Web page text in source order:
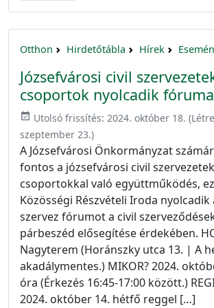
Otthon Hirdetőtábla Hírek
Józsefvárosi civil
csoportok nyolcadik fóruma
event_available Utolsó frissítés: 2024. október 18.
szeptember 23.)
A Józsefvárosi Önkormányzat
fontos a józsefvárosi civil
csoportokkal való együttműködés,
Közösségi Részvételi Iroda
szervez fórumot a civil
párbeszéd elősegítése érdekében.
Nagyterem (Horánszky utca 13. | A
akadálymentes.) MIKOR? 2024.
óra (Érkezés 16:45-17:00 között.)
2024. október 14. hétfő reggel […]